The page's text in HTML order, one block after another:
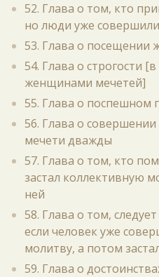
52. Глава о том, кто
но люди уже
53. Глава о
54. Глава о строгости
женщинами мечетей]
55. Глава о поспешном
56. Глава о
мечети дважды
57. Глава о том, кто
застал коллективную
ней
58. Глава о том,
если человек уже
молитву, а потом
59. Глава о